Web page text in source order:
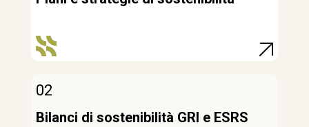
02
Bilanci di sostenibilità GRI e ESRS